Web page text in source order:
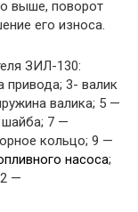
выше, поворот
его износа.
ЗИЛ-130:
привода; 3- валик
валика; 5 —
шайба; 7 —
кольцо; 9 —
насоса;
—